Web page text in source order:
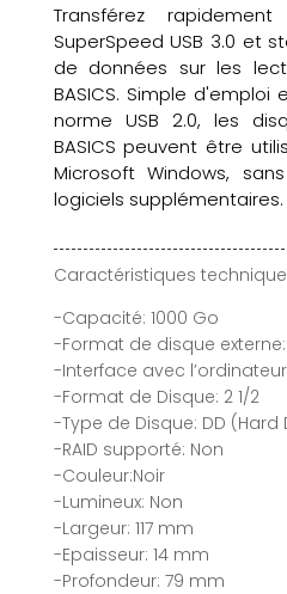
Transférez
SuperSpeed USB 3.0 et
de données sur les
BASICS. Simple
norme USB 2.0, les
BASICS peuvent être
Microsoft Windows,
logiciels supplémentaires.
Caractéristiques
-Capacité: 1000 Go
-Format de disque
-Interface avec
-Format de Disque: 2 1/2
-Type de Disque: DD (Hard
-RAID supporté: Non
-Couleur:Noir
-Lumineux: Non
-Largeur: 117 mm
-Epaisseur: 14 mm
-Profondeur: 79 mm